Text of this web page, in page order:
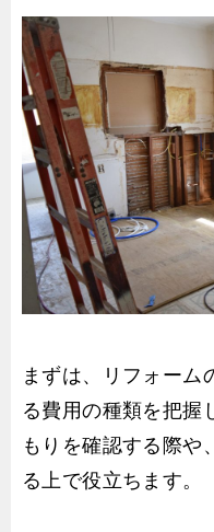
まずは、リフォーム
る費用の種類を把握
もりを確認する際や
る上で役立ちます。